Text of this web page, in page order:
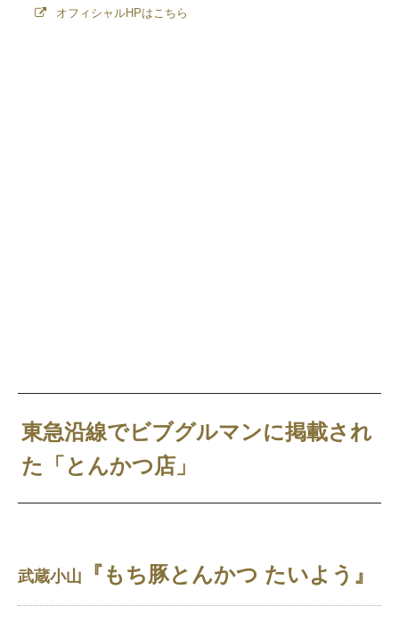
オフィシャルHPはこちら
東急沿線でビブグルマンに掲載され
た「とんかつ店」
武蔵小山 『もち豚とんかつ たいよう』